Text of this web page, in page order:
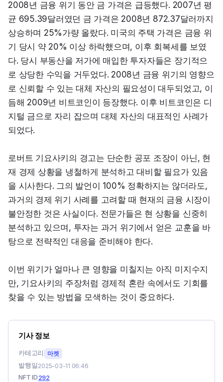
2008년 금융 위기 동안 금 가격은 급등했다. 2007년 평
균 695.39달러였던 금 가격은 2008년 872.37달러까지
상승하며 25%가량 올랐다. 미국의 주택 가격은 금융 위
기 당시 약 20% 이상 하락했으며, 이후 회복세를 보였
다. 당시 부동산을 저가에 매입한 투자자들은 장기적으
로 상당한 수익을 거두었다. 2008년 금융 위기의 영향으
로 신뢰할 수 있는 대체 자산의 필요성이 대두되었고, 이
듬해 2009년 비트코인이 등장했다. 이후 비트코인은 디
지털 금으로 자리 잡으며 대체 자산의 대표적인 사례가
되었다.
로버트 기요사키의 경고는 단순한 공포 조장이 아닌, 현
재 경제 상황을 냉철하게 분석하고 대비할 필요가 있음
을 시사한다. 그의 발언이 100% 정확하지는 않더라도,
과거의 경제 위기 사례를 고려할 때 현재의 금융 시장이
불안정한 것은 사실이다. 전문가들은 현 상황을 신중히
분석하고 있으며, 투자는 과거 위기에서 얻은 교훈을 바
탕으로 전략적인 대응을 준비해야 한다.
이번 위기가 얼마나 큰 영향을 미칠지는 아직 미지수지
만, 기요사키의 주장처럼 경제적 혼란 속에서도 기회를
찾을 수 있는 방법을 모색하는 것이 중요하다.
기사 정보
카테고리 마켓
발행일 2025-03-11 06:46
NFT ID 292